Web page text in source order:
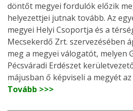
döntőt megyei fordulók előzik
helyezettjei jutnak tovább. Az
megyei Helyi Csoportja és a
Mecsekerdő Zrt. szervezésében
meg a megyei válogatót, melyen
Pécsváradi Erdészet
májusban ő képviseli a megyét
Tovább >>>